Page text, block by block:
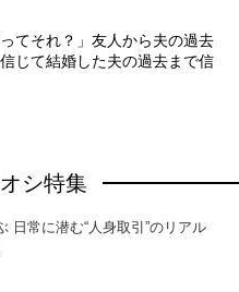
てそれ？」友人から夫の過去
じて結婚した夫の過去まで信
シ特集
日常に潜む“人身取引”のリアル